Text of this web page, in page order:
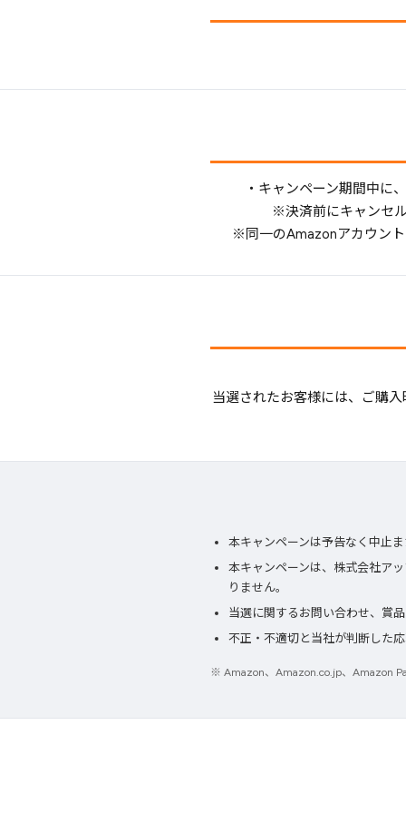
・キャンペーン期間中に
※決済前にキャンセ
※同一のAmazonアカウント
当選されたお客様には、ご購
本キャンペーンは予告なく中止
本キャンペーンは、株式会社ア
りません。
当選に関するお問い合わせ、賞
不正・不適切と当社が判断した
※ Amazon、Amazon.co.jp、Amazon